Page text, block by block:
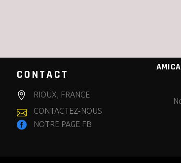
CONTACT
RIOUX, FRANCE
CONTACTEZ-NOUS
NOTRE PAGE FB